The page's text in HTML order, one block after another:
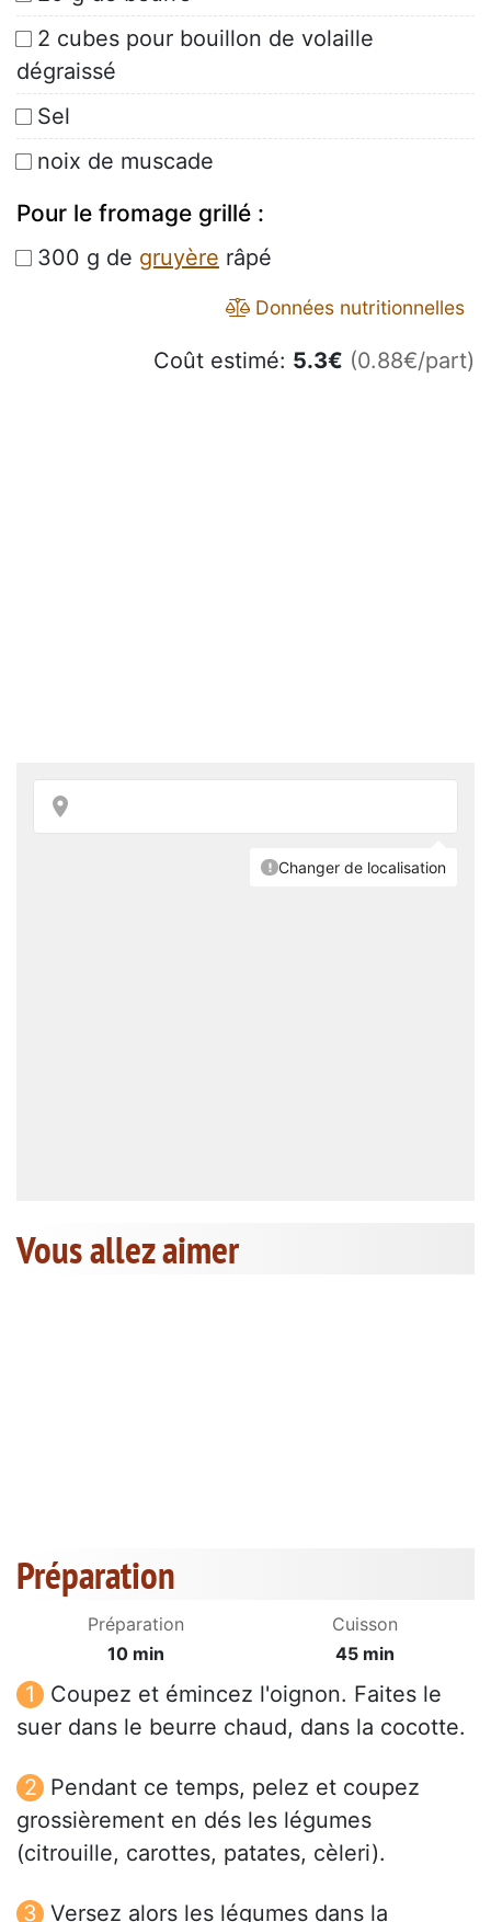
2 cubes pour bouillon de volaille
dégraissé
Sel
noix de muscade
Pour le fromage grillé :
300 g de gruyère râpé
Données nutritionnelles
Coût estimé: 5.3€ (0.88€/part)
Vous allez aimer
Préparation
Préparation
10 min
Cuisson
45 min
Coupez et émincez l'oignon. Faites le
suer dans le beurre chaud, dans la cocotte.
Pendant ce temps, pelez et coupez
grossièrement en dés les légumes
(citrouille, carottes, patates, cèleri).
Versez alors les légumes dans la